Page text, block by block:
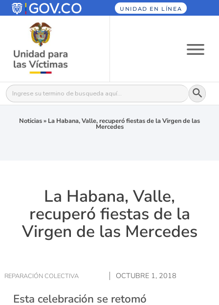
UNIDAD EN LÍNEA
Buscar: Botón
Noticias» La Habana, Valle, recuperó fiestas de la Virgen de las
Mercedes
La Habana, Valle,
recuperó fiestas de la
Virgen de las Mercedes
REPARACIÓN COLECTIVA OCTUBRE 1, 2018
Esta celebración se retomó